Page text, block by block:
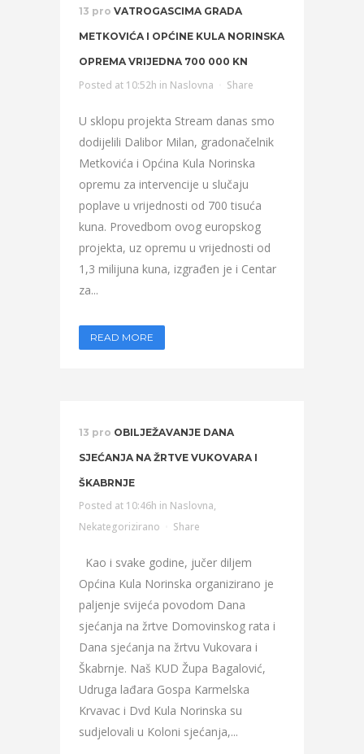
13 pro VATROGASCIMA GRADA
METKOVIĆA I OPĆINE KULA NORINSKA
OPREMA VRIJEDNA 700 000 KN
Posted at 10:52h in Naslovna Share
U sklopu projekta Stream danas smo
dodijelili Dalibor Milan, gradonačelnik
Metkovića i Općina Kula Norinska
opremu za intervencije u slučaju
poplave u vrijednosti od 700 tisuća
kuna. Provedbom ovog europskog
projekta, uz opremu u vrijednosti od
1,3 milijuna kuna, izgrađen je i Centar
za...
READ MORE
13 pro OBILJEŽAVANJE DANA
SJEĆANJA NA ŽRTVE VUKOVARA I
ŠKABRNJE
Posted at 10:46h in Naslovna,
Nekategorizirano
Share
Kao i svake godine, jučer diljem
Općina Kula Norinska organizirano je
paljenje svijeća povodom Dana
sjećanja na žrtve Domovinskog rata i
Dana sjećanja na žrtvu Vukovara i
Škabrnje. Naš KUD Župa Bagalović,
Udruga lađara Gospa Karmelska
Krvavac i Dvd Kula Norinska su
sudjelovali u Koloni sjećanja,...